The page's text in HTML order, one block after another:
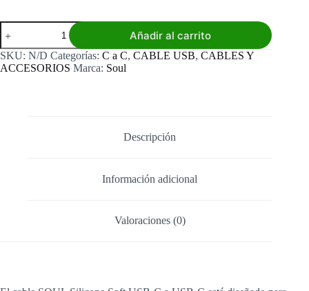
Cable
C
a
C
Soul
Añadir al carrito
SKU: N/D Categorías: C a C, CABLE USB, CABLES Y
ACCESORIOS Marca: Soul
Descripción
Información adicional
Valoraciones (0)